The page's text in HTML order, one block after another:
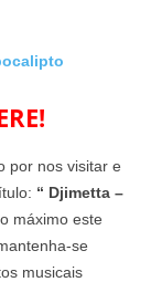
por nos visitar e
“ Djimetta –
máximo este
se
musicais